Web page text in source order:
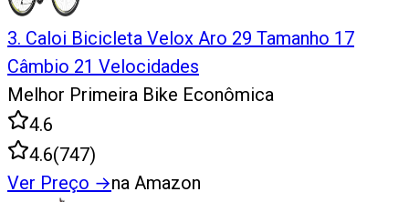
3. Caloi Bicicleta Velox Aro 29 Tamanho 17
Câmbio 21 Velocidades
Melhor Primeira Bike Econômica
4.6
4.6(747)
Ver Preço →na Amazon